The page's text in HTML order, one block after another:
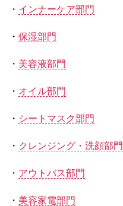
・ インナーケア部門
・ 保湿部門
・ 美容液部門
・ オイル部門
・ シートマスク部門
・ クレンジング・洗顔部門
・ アウトバス部門
・ 美容家電部門